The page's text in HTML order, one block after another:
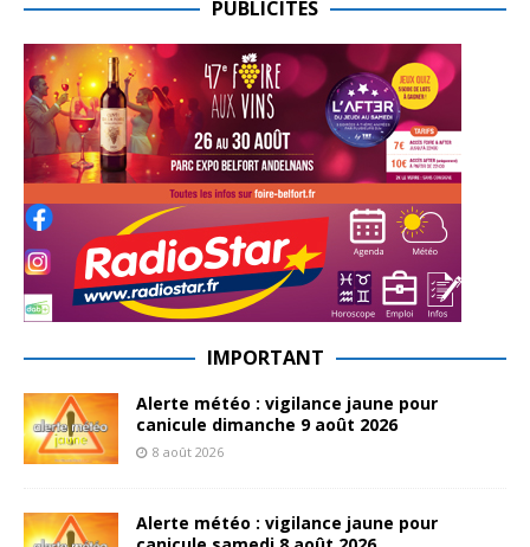
PUBLICITES
IMPORTANT
Alerte météo : vigilance jaune pour
canicule dimanche 9 août 2026
8 août 2026
Alerte météo : vigilance jaune pour